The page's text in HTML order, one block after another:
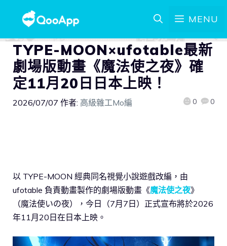
MENU
TYPE-MOON×ufotable最新
劇場版動畫《魔法使之夜》確
定11月20日日本上映！
2026/07/07 作者: 高級雜工Mo編 0 0
以 TYPE-MOON 經典同名視覺小說遊戲改編，由
ufotable 負責動畫製作的劇場版動畫《魔法使之夜》
（魔法使いの夜），今日（7月7日）正式宣布將於2026
年11月20日在日本上映。